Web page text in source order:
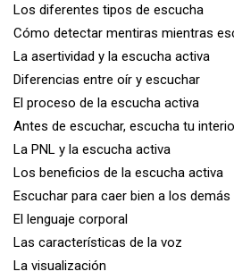
Los diferentes tipos de escucha
Cómo detectar mentiras mientras
La asertividad y la escucha activa
Diferencias entre oír y escuchar
El proceso de la escucha activa
Antes de escuchar, escucha tu
La PNL y la escucha activa
Los beneficios de la escucha activa
Escuchar para caer bien a los demás
El lenguaje corporal
Las características de la voz
La visualización